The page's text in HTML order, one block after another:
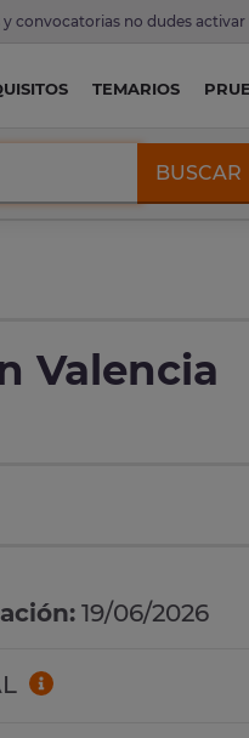
convocatorias no dudes activar
TEMARIOS
BUSCAR
Valencia
19/06/2026